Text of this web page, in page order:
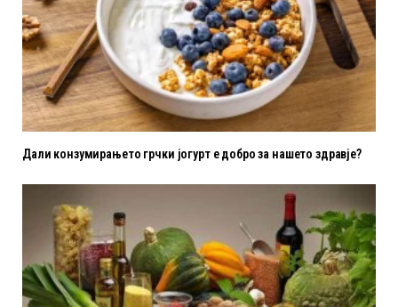
Дали конзумирањето грчки јогурт е добро за нашето здравје?